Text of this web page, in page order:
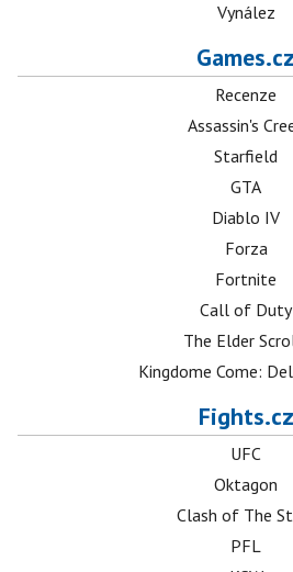
Vynález
Games.cz
Recenze
Assassin's
Starfield
GTA
Diablo IV
Forza
Fortnite
Call of Duty
The Elder
Kingdome Come:
Fights.cz
UFC
Oktagon
Clash of The
PFL